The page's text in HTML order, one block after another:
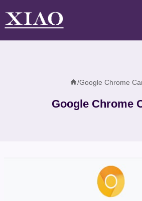
/Google Chrome
Google Chrome